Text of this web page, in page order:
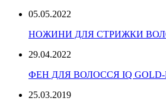
05.05.2022
НОЖИНИ ДЛЯ СТРИЖКИ
29.04.2022
ФЕН ДЛЯ ВОЛОССЯ IQ GOLD-
25.03.2019